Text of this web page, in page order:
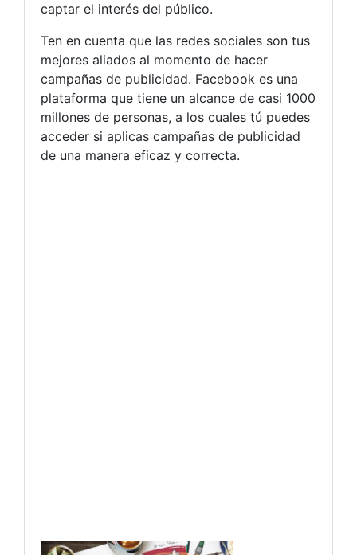
captar el interés del público.
Ten en cuenta que las redes sociales son tus
mejores aliados al momento de hacer
campañas de publicidad. Facebook es una
plataforma que tiene un alcance de casi 1000
millones de personas, a los cuales tú puedes
acceder si aplicas campañas de publicidad
de una manera eficaz y correcta.